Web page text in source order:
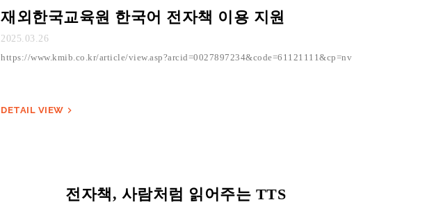
재외한국교육원 한국어 전자책 이용 지원
2025.03.26
https://www.kmib.co.kr/article/view.asp?arcid=0027897234&code=61121111&cp=nv
DETAIL VIEW 
전자책, 사람처럼 읽어주는 TTS